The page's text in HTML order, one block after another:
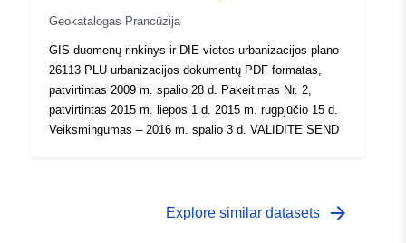
Geokatalogas Prancūzija
GIS duomenų rinkinys ir DIE vietos urbanizacijos plano
26113 PLU urbanizacijos dokumentų PDF formatas,
patvirtintas 2009 m. spalio 28 d. Pakeitimas Nr. 2,
patvirtintas 2015 m. liepos 1 d. 2015 m. rugpjūčio 15 d.
Veiksmingumas – 2016 m. spalio 3 d. VALIDITE SEND
Explore similar datasets arrow_forward